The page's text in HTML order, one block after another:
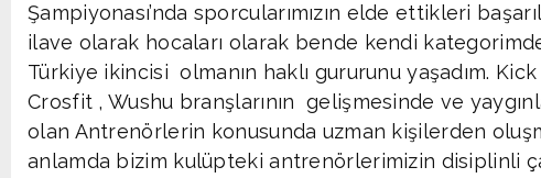
Şampiyonası’nda sporcularımızın elde ettikleri
ilave olarak hocaları olarak bende kendi
Türkiye ikincisi olmanın haklı gururunu yaşadım.
Crosfit , Wushu branşlarının gelişmesinde ve
olan Antrenörlerin konusunda uzman kişilerden
anlamda bizim kulüpteki antrenörlerimizin disiplinli